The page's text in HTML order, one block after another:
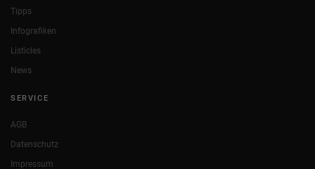
Tipps
Infografiken
Listicles
News
SERVICE
AGB
Datenschutz
Impressum